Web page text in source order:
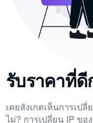
รับราคาที่
เคยสังเกตเห็นการเป
ไม่? การเปลี่ยน IP ข